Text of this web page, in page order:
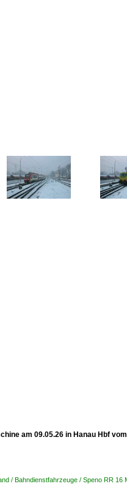
am 09.05.26 in Hanau Hbf
/ Bahndienstfahrzeuge / Speno RR 16